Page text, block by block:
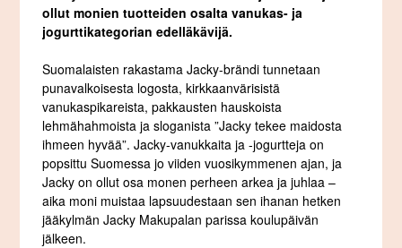
ollut monien tuotteiden osalta vanukas- ja
jogurttikategorian edelläkävijä.
Suomalaisten rakastama Jacky-brändi tunnetaan
punavalkoisesta logosta, kirkkaanvärisistä
vanukaspikareista, pakkausten hauskoista
lehmähahmoista ja sloganista ”Jacky tekee maidosta
ihmeen hyvää”. Jacky-vanukkaita ja -jogurtteja on
popsittu Suomessa jo viiden vuosikymmenen ajan, ja
Jacky on ollut osa monen perheen arkea ja juhlaa –
aika moni muistaa lapsuudestaan sen ihanan hetken
jääkylmän Jacky Makupalan parissa koulupäivän
jälkeen.